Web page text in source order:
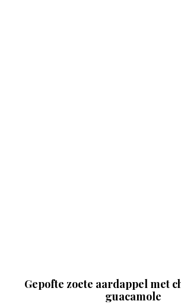
Gepofte zoete aardappel met
guacamole